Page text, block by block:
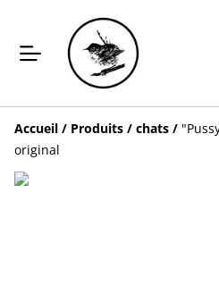
Accueil / Produits / chats /
original